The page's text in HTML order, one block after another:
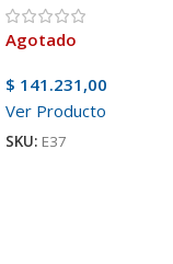
Agotado
$ 141.231,00
Ver Producto
SKU: E37